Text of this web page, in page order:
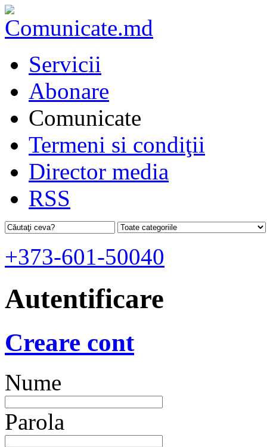
Servicii
Abonare
Comunicate
Termeni si condiţii
Director media
RSS
+373-601-50040
Autentificare
Creare cont
Nume
Parola